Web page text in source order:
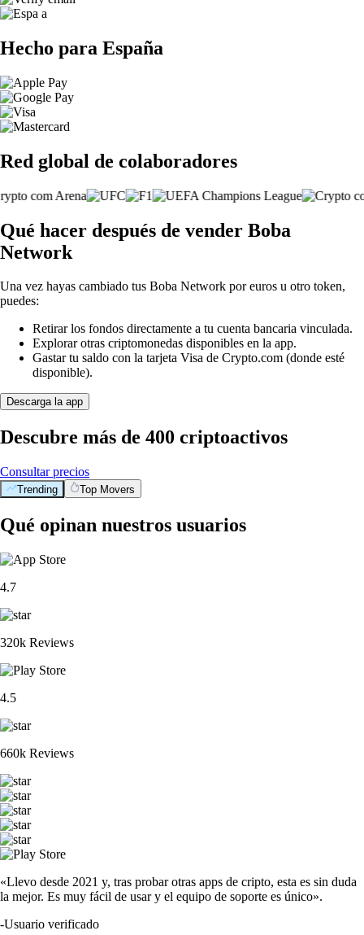
Hecho para España
Red global de colaboradores
Qué hacer después de vender Boba
Network
Una vez hayas cambiado tus Boba Network por euros u otro token,
puedes:
Retirar los fondos directamente a tu cuenta bancaria vinculada.
Explorar otras criptomonedas disponibles en la app.
Gastar tu saldo con la tarjeta Visa de Crypto.com (donde esté
disponible).
Descarga la app
Descubre más de 400 criptoactivos
Consultar precios
Trending Top Movers
Qué opinan nuestros usuarios
4.7
320k Reviews
4.5
660k Reviews
«Llevo desde 2021 y, tras probar otras apps de cripto, esta es sin duda
la mejor. Es muy fácil de usar y el equipo de soporte es único».
-Usuario verificado